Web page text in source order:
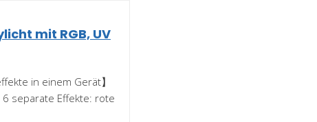
mit RGB, UV
in einem Gerät】
separate Effekte: rote